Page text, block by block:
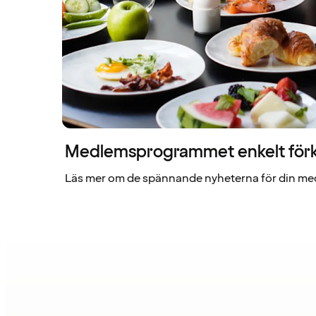
Medlemsprogrammet enkelt
Läs mer om de spännande nyheterna för din